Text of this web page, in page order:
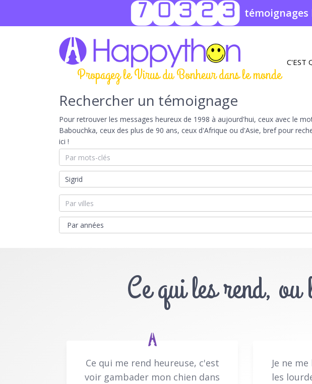
70323 témoignages
Propagez le Virus du Bonheur dans le monde
C'EST
Rechercher un témoignage
Pour retrouver les messages heureux de 1998 à aujourd'hui, ceux avec le
Babouchka, ceux des plus de 90 ans, ceux d'Afrique ou d'Asie, bref pour
ici !
Ce qui les rend,
Ce qui me rend heureuse, c'est
voir gambader mon chien dans
Je ne
les